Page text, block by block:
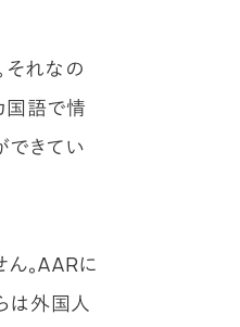
それなの
語で情
できてい
。AARに
は外国人